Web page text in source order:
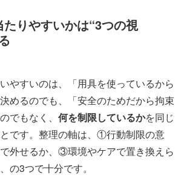
りやすいかは“3つの視
やすいのは、「用具を使っているから
めるのでも、「安全のためだから拘束
でもなく、 何を制限しているかを同じ
です。整理の軸は、①行動制限の意
外せるか、③環境やケアで置き換えら
の3つで十分です。